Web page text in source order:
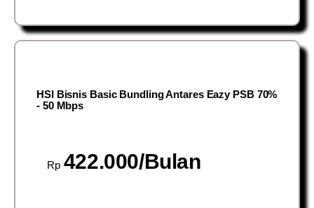
HSI Bisnis Basic Bundling Antares Eazy PSB 70%
- 50 Mbps
Rp 422.000/Bulan